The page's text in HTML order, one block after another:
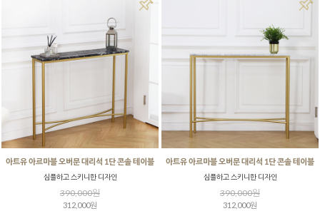
아트유 아르마블 오버문 대리석 1단 콘솔 테이블
심플하고 스키니한 디자인
390,000원
312,000원
아트유 아르마블 오버문 대리석 1단 콘솔 테이블
심플하고 스키니한 디자인
390,000원
312,000원